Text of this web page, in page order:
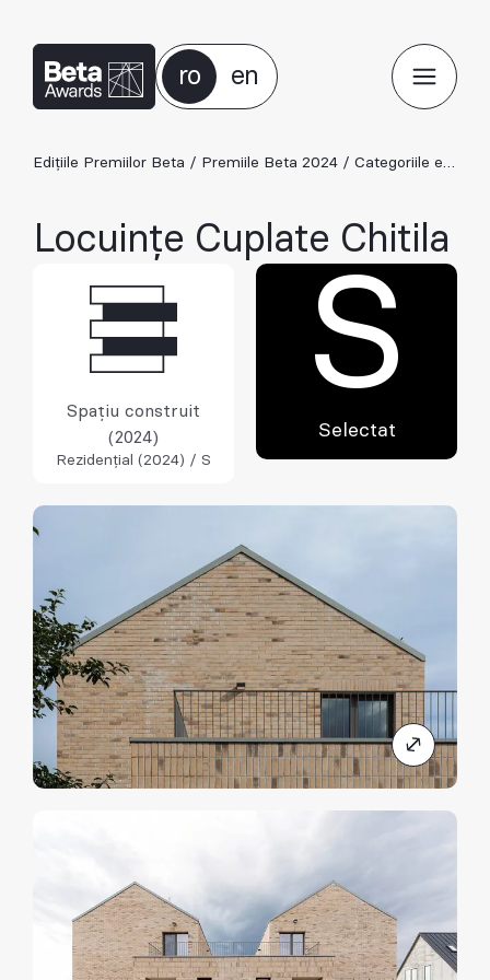
ro en
Edițiile Premiilor Beta / Premiile Beta 2024 / Categoriile ediției 2024
Locuințe Cuplate Chitila
Spațiu construit
(2024)
Rezidențial (2024) / S
S
Selectat